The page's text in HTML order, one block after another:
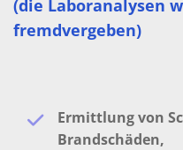
(die Laboranalysen
fremdvergeben)
Ermittlung von
Brandschäden,